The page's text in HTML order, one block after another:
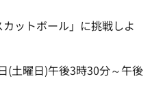
ットボール」に挑戦しよ
(土曜日)午後3時30分～午後